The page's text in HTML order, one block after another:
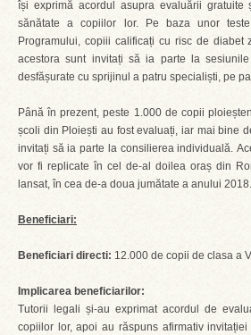
își exprimă acordul asupra evaluării gratuite
sănătate a copiilor lor. Pe baza unor
Programului, copiii calificați cu risc de diabet
acestora sunt invitați să ia parte la
desfășurate cu sprijinul a patru specialiști, pe
Până în prezent, peste 1.000 de copii
școli din Ploiești au fost evaluați, iar mai bine
invitați să ia parte la consilierea individuală.
vor fi replicate în cel de-al doilea oraș din
lansat, în cea de-a doua jumătate a anului 2018.
Beneficiari:
Beneficiari directi: 12.000 de copii de clasa a
Implicarea beneficiarilor:
Tutorii legali și-au exprimat acordul de
copiilor lor, apoi au răspuns afirmativ